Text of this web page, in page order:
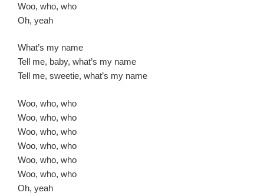
Woo, who, who
Oh, yeah
What’s my name
Tell me, baby, what’s my name
Tell me, sweetie, what’s my name
Woo, who, who
Woo, who, who
Woo, who, who
Woo, who, who
Woo, who, who
Woo, who, who
Oh, yeah